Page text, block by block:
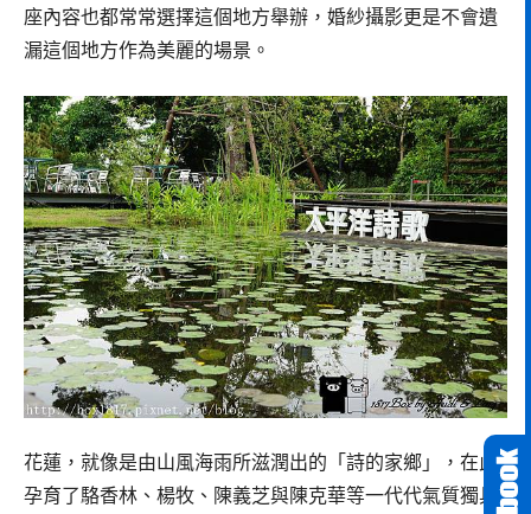
座內容也都常常選擇這個地方舉辦，婚紗攝影更是不會遺
漏這個地方作為美麗的場景。
花蓮，就像是由山風海雨所滋潤出的「詩的家鄉」，在此
孕育了駱香林、楊牧、陳義芝與陳克華等一代代氣質獨具